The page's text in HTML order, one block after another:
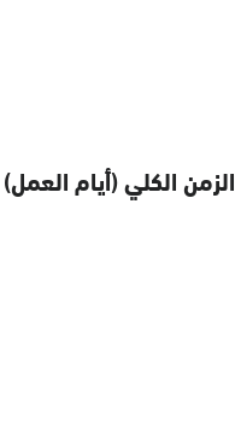
الزمن الكلي (أيام العمل)